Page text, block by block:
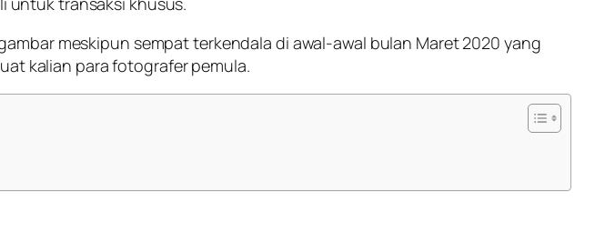
meskipun sempat terkendala di awal-awal bulan Maret 2020 yang
kalian para fotografer pemula.